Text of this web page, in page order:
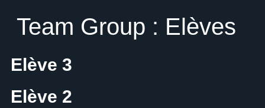
Team Group : Elèves
Elève 3
Elève 2